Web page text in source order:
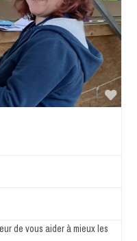
de vous aider à mieux les